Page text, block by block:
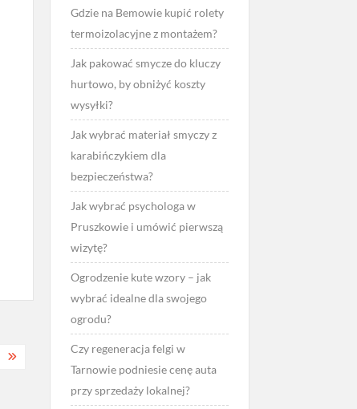
Gdzie na Bemowie kupić rolety
termoizolacyjne z montażem?
Jak pakować smycze do kluczy
hurtowo, by obniżyć koszty
wysyłki?
Jak wybrać materiał smyczy z
karabińczykiem dla
bezpieczeństwa?
Jak wybrać psychologa w
Pruszkowie i umówić pierwszą
wizytę?
Ogrodzenie kute wzory – jak
wybrać idealne dla swojego
ogrodu?
Czy regeneracja felgi w
Tarnowie podniesie cenę auta
przy sprzedaży lokalnej?